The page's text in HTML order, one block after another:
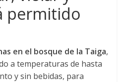
permitido
en el bosque de la Taiga,
a temperaturas de hasta
y sin bebidas, para